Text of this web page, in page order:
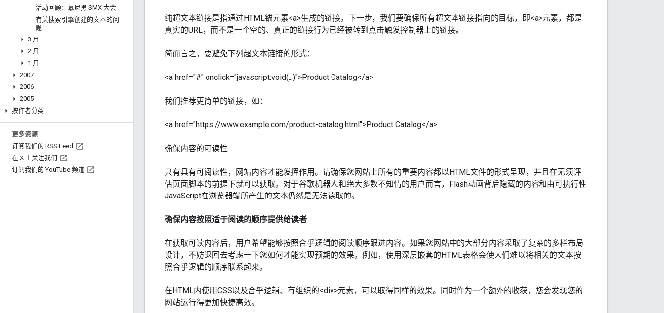
活动回顾：慕尼黑 SMX 大会
有关搜索引擎创建的文本的问
题
3 月
2 月
1 月
2007
2006
2005
按作者分类
更多资源
订阅我们的 RSS Feed
在 X 上关注我们
订阅我们的 YouTube 频道
纯超文本链接是指通过HTML锚元素<a>生成的链接。下一步，我们要确保所有超文本链接指向的目标，即<a>元素，都是
真实的URL，而不是一个空的、真正的链接行为已经被转到点击触发控制器上的链接。
简而言之，要避免下列超文本链接的形式：
<a href="#" onclick="javascript:void(...)">Product Catalog</a>
我们推荐更简单的链接，如：
<a href="https://www.example.com/product-catalog.html">Product Catalog</a>
确保内容的可读性
只有具有可阅读性，网站内容才能发挥作用。请确保您网站上所有的重要内容都以HTML文件的形式呈现，并且在无须评
估页面脚本的前提下就可以获取。对于谷歌机器人和绝大多数不知情的用户而言，Flash动画背后隐藏的内容和由可执行性
JavaScript在浏览器端所产生的文本仍然是无法读取的。
确保内容按照适于阅读的顺序提供给读者
在获取可读内容后，用户希望能够按照合乎逻辑的阅读顺序跟进内容。如果您网站中的大部分内容采取了复杂的多栏布局
设计，不妨退回去考虑一下您如何才能实现预期的效果。例如，使用深层嵌套的HTML表格会使人们难以将相关的文本按
照合乎逻辑的顺序联系起来。
在HTML内使用CSS以及合乎逻辑、有组织的<div>元素，可以取得同样的效果。同时作为一个额外的收获，您会发现您的
网站运行得更加快捷高效。